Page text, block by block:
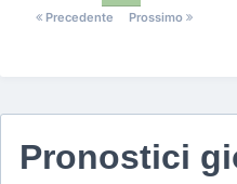
Precedente
Prossimo
Pronostici